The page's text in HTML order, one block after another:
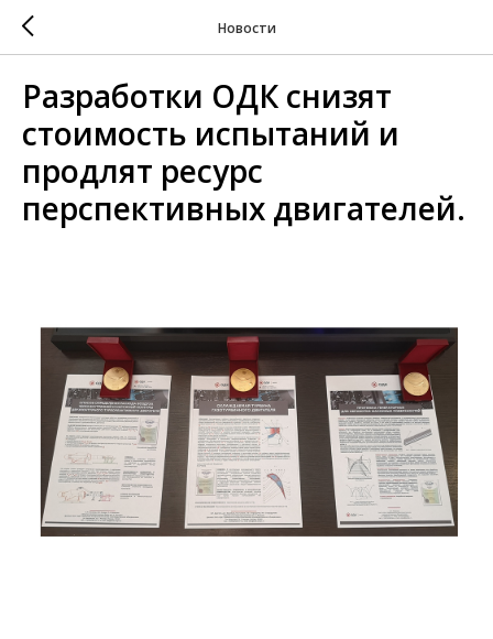
Новости
Разработки ОДК снизят
стоимость испытаний и
продлят ресурс
перспективных двигателей.